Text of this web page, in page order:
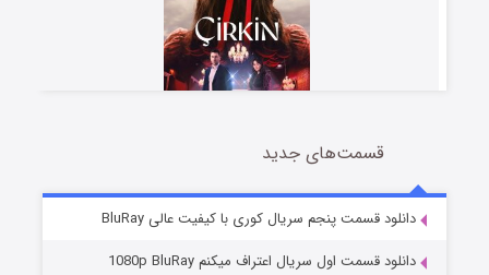
سریال زشت
قسمت5 (زیرنویس) منتشر شد
قسمت‌های جدید
دانلود قسمت پنجم سریال کوری با کیفیت عالی BluRay
دانلود قسمت اول سریال اعتراف میکنم 1080p BluRay